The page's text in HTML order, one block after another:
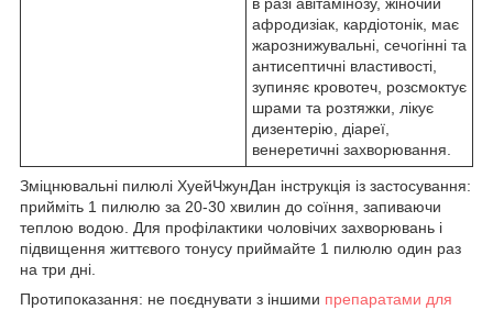
в разі авітамінозу, жіночий
афродизіак, кардіотонік, має
жарознижувальні, сечогінні та
антисептичні властивості,
зупиняє кровотеч, розсмоктує
шрами та розтяжки, лікує
дизентерію, діареї,
венеретичні захворювання.
Зміцнювальні пилюлі ХуейЧжунДан інструкція із застосування:
прийміть 1 пилюлю за 20-30 хвилин до соїння, запиваючи
теплою водою. Для профілактики чоловічих захворювань і
підвищення життєвого тонусу приймайте 1 пилюлю один раз
на три дні.
Протипоказання: не поєднувати з іншими препаратами для